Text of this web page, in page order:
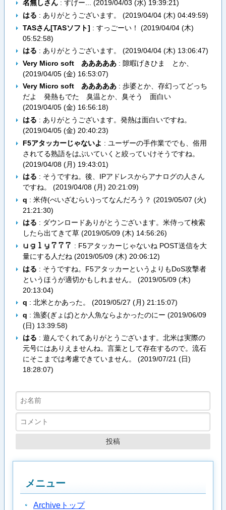
名無しさん: すげー... (2019/04/03 (水) 19:39:21)
はる : ありがとうございます。 (2019/04/04 (木) 04:49:59)
TASさん[TASソフト] : すっごーい！ (2019/04/04 (木)
05:52:58)
はる : ありがとうございます。 (2019/04/04 (木) 13:06:47)
Very Micro soft あああああ: 隙暇げきひま とか、
(2019/04/05 (金) 16:53:07)
Very Micro soft あああああ: 歩婆とか、存幻ってどっち
だよ 発熱もでた 臭温とか、臭そう 面白い
(2019/04/05 (金) 16:56:18)
はる : ありがとうございます。発熱は面白いですね。
(2019/04/05 (金) 20:40:23)
F5アタッカーじゃないよ : ユーザーの手作業ででも、俗用
されてる熟語をはぶいていくと絞っていけそうですね。
(2019/04/08 (月) 19:43:01)
はる : そうですね。後、IPアドレスからアナログの人さん
ですね。 (2019/04/08 (月) 20:21:09)
q : 米侍(べいざむらい)ってなんだろう？ (2019/05/07 (火)
21:21:30)
はる : ダウンロードありがとうございます。米侍って検索
したら出てきて草 (2019/05/09 (木) 14:56:26)
ｕ​ｇ​ｌ​ｙ​７​７​７ : F5アタッカーじゃないね POST送信を大
量にする人だね (2019/05/09 (木) 20:06:12)
はる : そうですね。F5アタッカーというよりもDoS攻撃者
というほうが適切かもしれません。 (2019/05/09 (木)
20:13:04)
q : 北米とかあった。 (2019/05/27 (月) 21:15:07)
q : 漁婆(ぎょば)とか人魚ならよかったのにー (2019/06/09
(日) 13:39:58)
はる : 遊んでくれてありがとうございます。北米は実際の
元号にはありえませんね。言葉として存在するので。流石
にそこまでは考慮できていません。 (2019/07/21 (日)
18:28:07)
メニュー
Archiveトップ